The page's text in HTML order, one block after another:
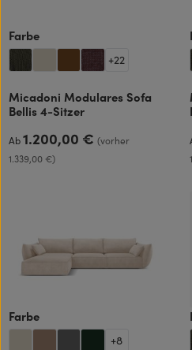
Farbeauswählen
+22
Micadoni Modulares Sofa
Bellis 4-Sitzer
Regulärer Preis:
Ab1.200,00 €(vorher
1.339,00 €)
Farbeauswählen
+8